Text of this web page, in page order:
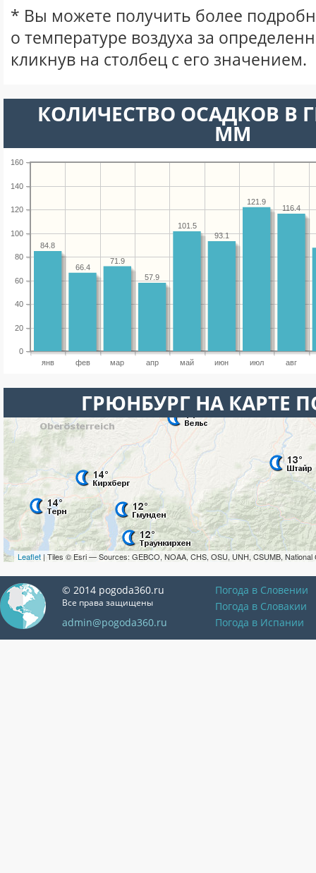
* Вы можете получить более
о температуре воздуха за
кликнув на столбец с его значением.
КОЛИЧЕСТВО ОСАДКОВ В
ММ
янв фев мар апр май июн июл авг
0
20
40
60
80
100
120
140
160
116.4
121.9
93.1
101.5
57.9
71.9
66.4
84.8
ГРЮНБУРГ НА КАРТЕ
Leaflet | Tiles © Esri — Sources: GEBCO, NOAA, CHS, OSU, UNH, CSUMB, National
© 2014 pogoda360.ru
Все права защищены
admin@pogoda360.ru
Погода в Словении
Погода в Словакии
Погода в Испании